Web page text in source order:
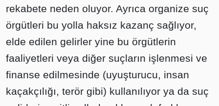
rekabete neden oluyor. Ayrıca organize suç
örgütleri bu yolla haksız kazanç sağlıyor,
elde edilen gelirler yine bu örgütlerin
faaliyetleri veya diğer suçların işlenmesi ve
finanse edilmesinde (uyuşturucu, insan
kaçakçılığı, terör gibi) kullanılıyor ya da suç